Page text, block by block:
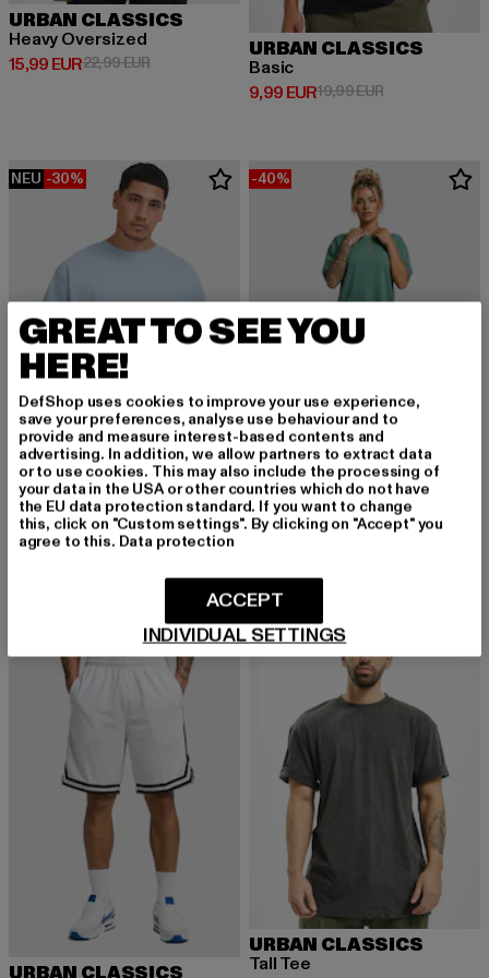
URBAN CLASSICS
Heavy Oversized
15,99 EUR
Derzeitiger Preis: 15,99 EUR
22,99 EURAktionspreis: 22,99 EUR
URBAN CLASSICS
Basic
9,99 EUR
Derzeitiger Preis: 9,99 EUR
19,99 EURAktionspreis:
NEU -30%
URBAN CLASSICS
Heavy Oversized
15,99 EUR
Derzeitiger Preis: 15,99 EUR
22,99 EURAktionspreis: 22,99 EUR
-40%
URBAN CLASSICS
Essentials Oversized Slit
URBAN CLASSICS
NEU -35%
URBAN CLASSICS
Tall Tee
GREAT TO SEE YOU
HERE!
DefShop uses cookies to improve your use experience,
save your preferences, analyse use behaviour and to
provide and measure interest-based contents and
advertising. In addition, we allow partners to extract data
or to use cookies. This may also include the processing of
your data in the USA or other countries which do not have
the EU data protection standard. If you want to change
this, click on "Custom settings". By clicking on "Accept" you
agree to this. Data protection
INDIVIDUAL SETTINGS
ACCEPT